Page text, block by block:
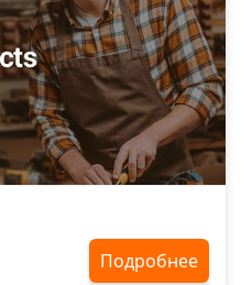
Подробнее